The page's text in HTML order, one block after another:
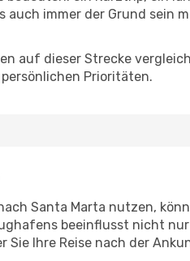
immer der Grund sein
auf dieser Strecke
Prioritäten.
Santa Marta nutzen,
beeinflusst nicht
Ihre Reise nach der